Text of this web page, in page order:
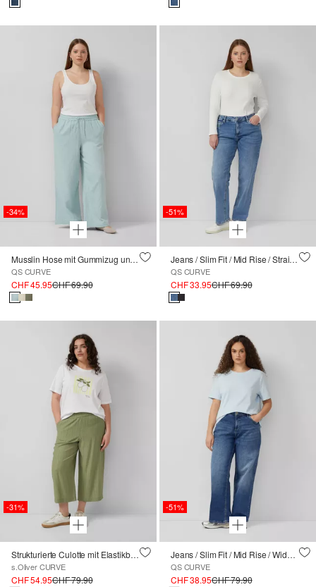
-34%
Musslin Hose mit Gummizug und weitem Bein
QS CURVE
CHF 45.95CHF 69.90
-51%
Jeans / Slim Fit / Mid Rise / Straight Leg
QS CURVE
CHF 33.95CHF 69.90
-31%
Strukturierte Culotte mit Elastikbund
s.Oliver CURVE
CHF 54.95CHF 79.90
-51%
Jeans / Slim Fit / Mid Rise / Wide Leg
QS CURVE
CHF 38.95CHF 79.90